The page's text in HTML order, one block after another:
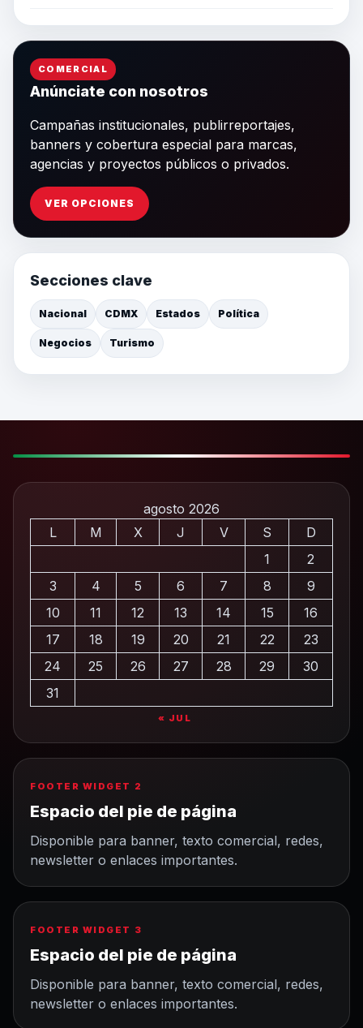
COMERCIAL
Anúnciate con nosotros
Campañas institucionales, publirreportajes,
banners y cobertura especial para marcas,
agencias y proyectos públicos o privados.
VER OPCIONES
Secciones clave
Nacional CDMX Estados Política
Negocios Turismo
agosto 2026
L
M X J V S
D
1
2
3
4 5 6 7 8
9
10
11 12 13 14 15
16
17
18 19 20 21 22
23
24
25 26 27 28 29
30
31
« JUL
FOOTER WIDGET 2
Espacio del pie de página
Disponible para banner, texto comercial, redes,
newsletter o enlaces importantes.
FOOTER WIDGET 3
Espacio del pie de página
Disponible para banner, texto comercial, redes,
newsletter o enlaces importantes.